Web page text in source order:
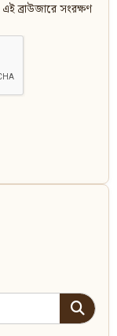
ব্রাউজারে সংরক্ষণ